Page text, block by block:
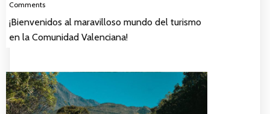
Comments
¡Bienvenidos al maravilloso mundo del turismo
en la Comunidad Valenciana!